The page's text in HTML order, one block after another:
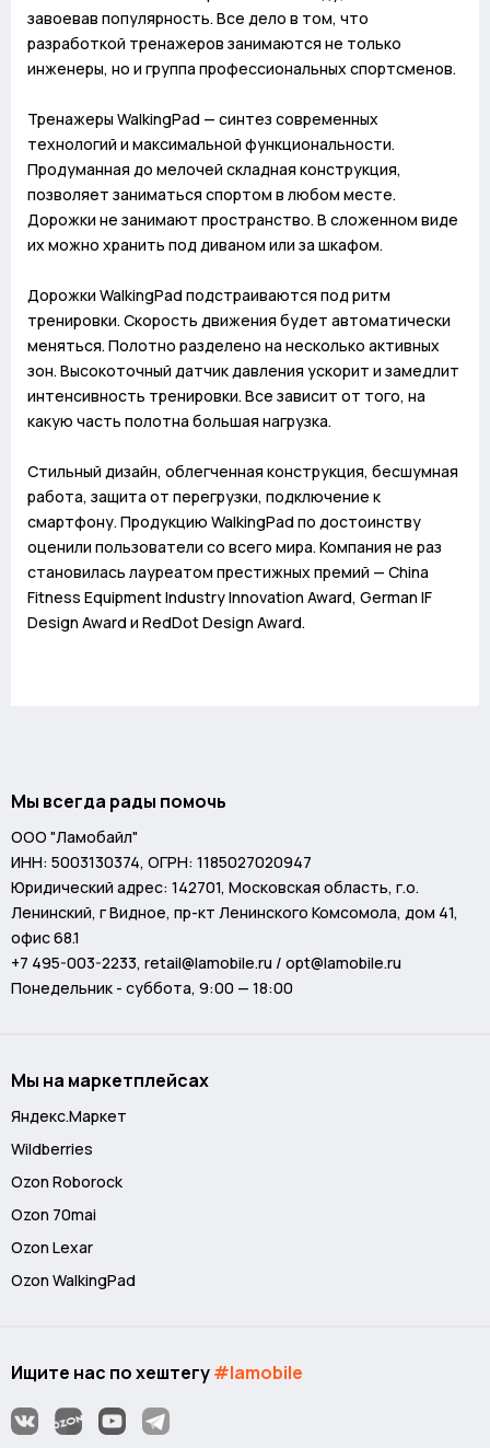
завоевав популярность. Все дело в том, что
разработкой тренажеров занимаются не только
инженеры, но и группа профессиональных спортсменов.
Тренажеры WalkingPad — синтез современных
технологий и максимальной функциональности.
Продуманная до мелочей складная конструкция,
позволяет заниматься спортом в любом месте.
Дорожки не занимают пространство. В сложенном виде
их можно хранить под диваном или за шкафом.
Дорожки WalkingPad подстраиваются под ритм
тренировки. Скорость движения будет автоматически
меняться. Полотно разделено на несколько активных
зон. Высокоточный датчик давления ускорит и замедлит
интенсивность тренировки. Все зависит от того, на
какую часть полотна большая нагрузка.
Стильный дизайн, облегченная конструкция, бесшумная
работа, защита от перегрузки, подключение к
смартфону. Продукцию WalkingPad по достоинству
оценили пользователи со всего мира. Компания не раз
становилась лауреатом престижных премий — China
Fitness Equipment Industry Innovation Award, German IF
Design Award и RedDot Design Award.
Мы всегда рады помочь
ООО "Ламобайл"
ИНН: 5003130374, ОГРН: 1185027020947
Юридический адрес: 142701, Московская область, г.о.
Ленинский, г Видное, пр-кт Ленинского Комсомола, дом 41,
офис 68.1
+7 495-003-2233, retail@lamobile.ru / opt@lamobile.ru
Понедельник - суббота, 9:00 — 18:00
Мы на маркетплейсах
Яндекс.Маркет
Wildberries
Ozon Roborock
Ozon 70mai
Ozon Lexar
Ozon WalkingPad
Ищите нас по хештегу#lamobile